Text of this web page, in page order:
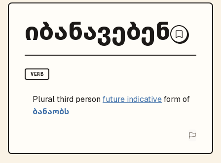
იბანავებენ
VERB
Pluralthird personfuture indicativeform of
ბანაობს